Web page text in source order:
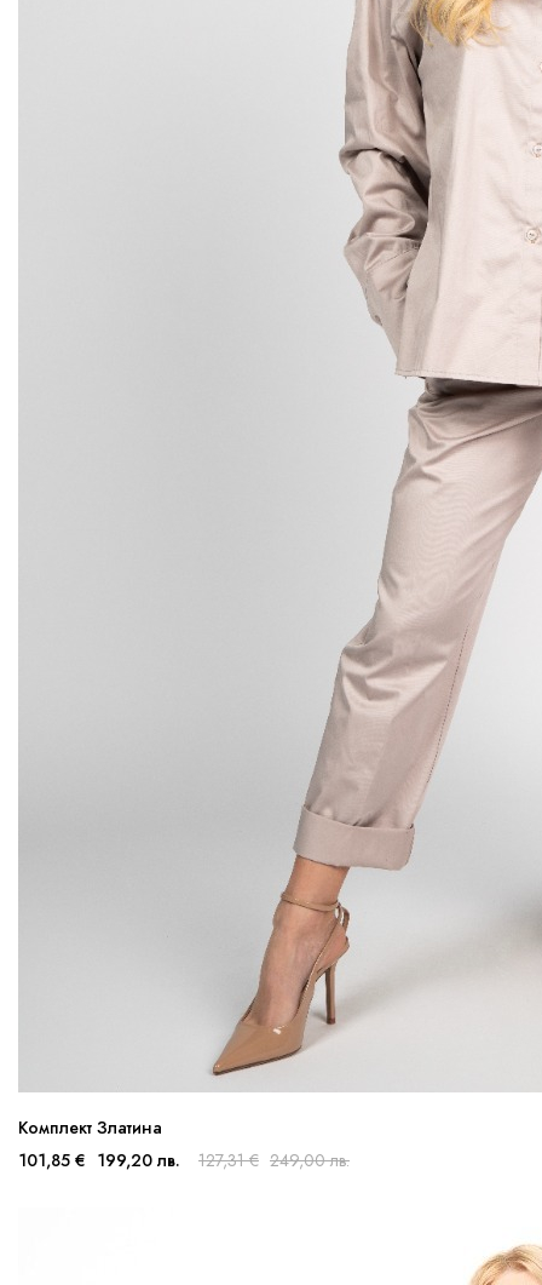
Комплект Златина
101,85 € 199,20 лв. 127,31 € 249,00 лв.